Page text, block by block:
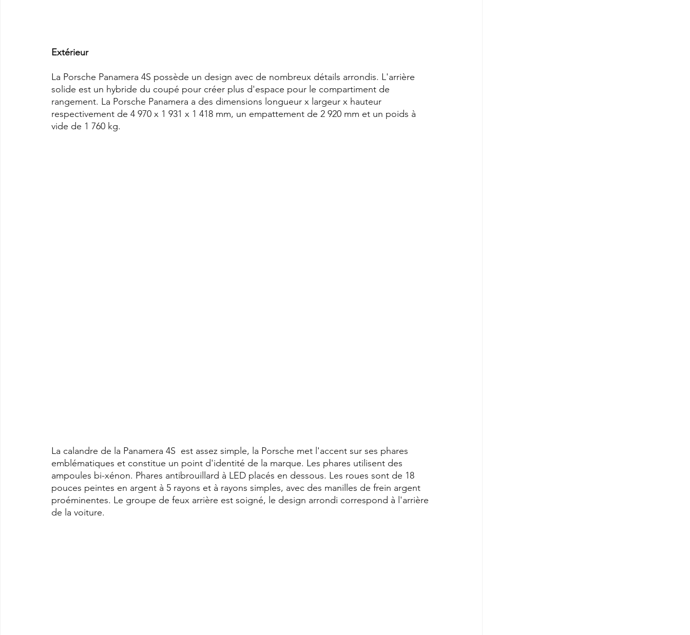
Extérieur
La Porsche Panamera 4S possède un design avec de nombreux détails arrondis. L'arrière
solide est un hybride du coupé pour créer plus d'espace pour le compartiment de
rangement. La Porsche Panamera a des dimensions longueur x largeur x hauteur
respectivement de 4 970 x 1 931 x 1 418 mm, un empattement de 2 920 mm et un poids à
vide de 1 760 kg.
La calandre de la Panamera 4S  est assez simple, la Porsche met l'accent sur ses phares
emblématiques et constitue un point d'identité de la marque. Les phares utilisent des
ampoules bi-xénon. Phares antibrouillard à LED placés en dessous. Les roues sont de 18
pouces peintes en argent à 5 rayons et à rayons simples, avec des manilles de frein argent
proéminentes. Le groupe de feux arrière est soigné, le design arrondi correspond à l'arrière
de la voiture.